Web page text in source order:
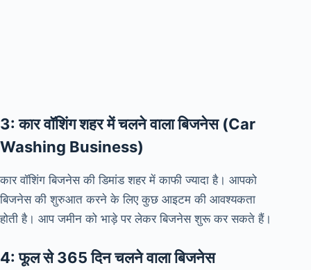
3: कार वॉशिंग शहर में चलने वाला बिजनेस (Car
Washing Business)
कार वॉशिंग बिजनेस की डिमांड शहर में काफी ज्यादा है। आपको
बिजनेस की शुरुआत करने के लिए कुछ आइटम की आवश्यकता
होती है। आप जमीन को भाड़े पर लेकर बिजनेस शुरू कर सकते हैं।
4: फूल से 365 दिन चलने वाला बिजनेस